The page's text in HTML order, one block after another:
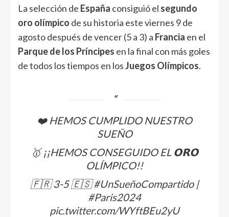
La selección de España consiguió el segundo
oro olímpico de su historia este viernes 9 de
agosto después de vencer (5 a 3) a Francia en el
Parque de los Príncipes en la final con más goles
de todos los tiempos en losJuegos Olímpicos.
❤️ HEMOS CUMPLIDO NUESTRO
SUEÑO
🥇 ¡¡HEMOS CONSEGUIDO EL 𝗢𝗥𝗢
OLÍMPICO!!
🇫🇷 3-5 🇪🇸#UnSueñoCompartido|
#Paris2024
pic.twitter.com/WYftBEu2yU